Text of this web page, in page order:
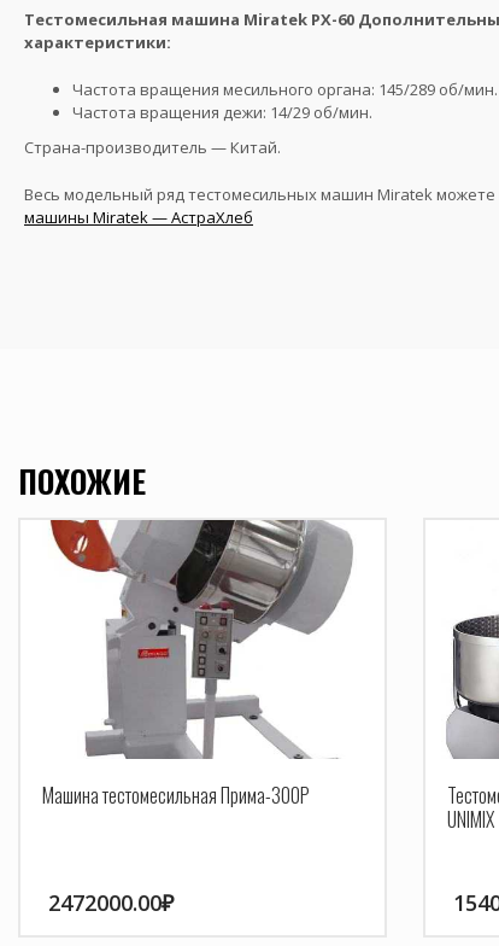
Тестомесильная машина Miratek PX-60
характеристики:
Частота вращения месильного органа: 145/289 об/мин.
Частота вращения дежи: 14/29 об/мин.
Страна-производитель — Китай.
Весь модельный ряд тестомесильных машин Miratek можете
машины Miratek — АстраХлеб
ПОХОЖИЕ
Машина тестомесильная Прима-300Р
2472000.00₽
UNIMIX